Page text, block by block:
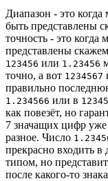
Диапазон - это
быть представлены
точность - это
представлены
123456 или 1.23456
точно, а вот 1234567
правильно
1.234566 или в
как повезёт, но
7 значащих цифр уже
разное. Число
прекрасно входить
типом, но
после какого-то